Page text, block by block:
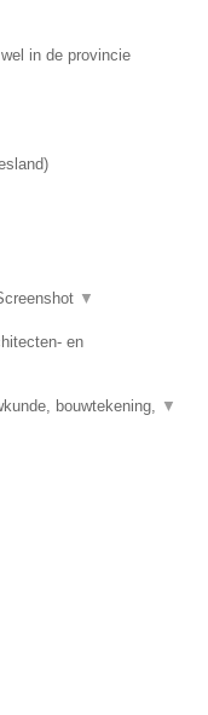
in de provincie
)
▼
en
bouwtekening, ▼